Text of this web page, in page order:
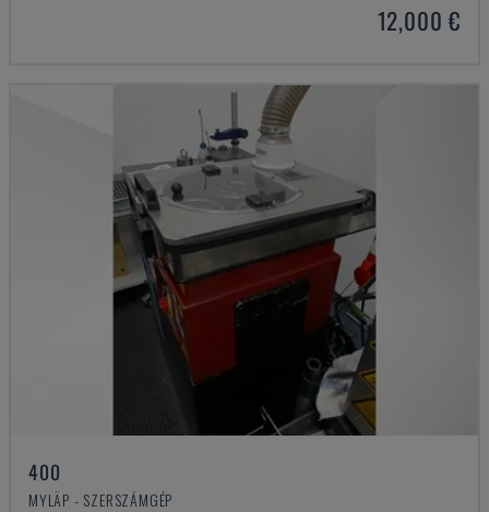
12,000 €
400
MYLÄP - SZERSZÁMGÉP